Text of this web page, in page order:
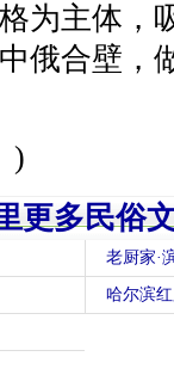
为主体，
俄合壁，
)
更多民俗
老厨家·
哈尔滨